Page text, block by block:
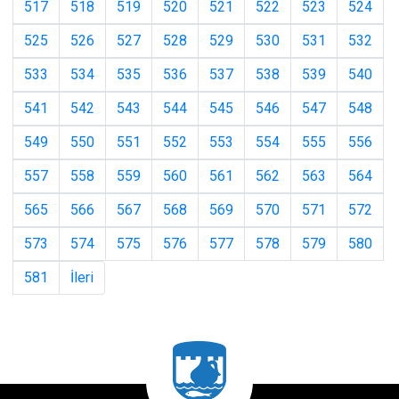
517 518 519 520 521 522 523
524
525
526 527 528 529 530 531
532
533
534 535 536 537 538 539
540
541
542 543 544 545 546 547
548
549
550 551 552 553 554 555
556
557
558 559 560 561 562 563
564
565
566 567 568 569 570 571
572
573
574 575 576 577 578 579
580
581
İleri